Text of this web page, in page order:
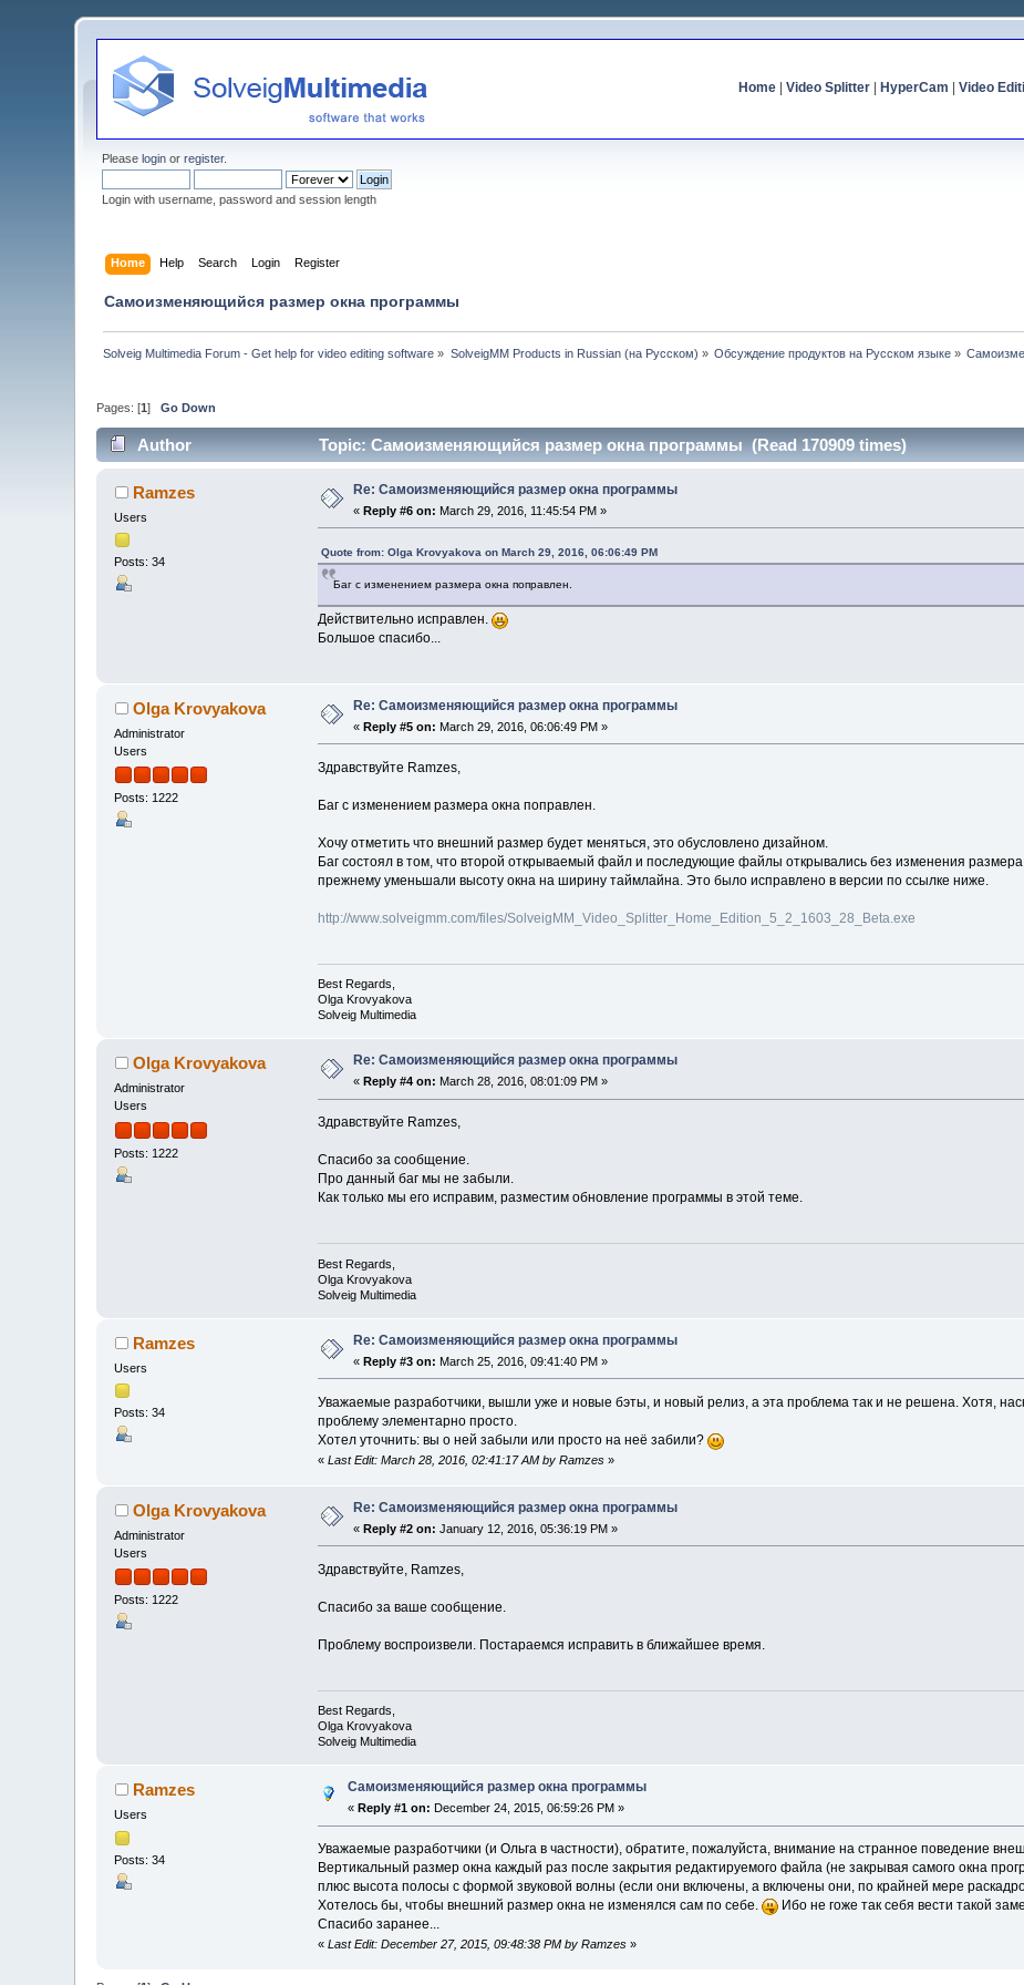
Home| Video Splitter| HyperCam Video
Pleaselogin orregister.
Login with username, password and session length
Home Help Search Login Register
Самоизменяющийся размер окна программы
Solveig Multimedia Forum - Get help for video editing software » SolveigMM Products in Russian (на Русском) » Обсуждение продуктов на Русском языке »
Pages: [1]Go Down
Author Topic: Самоизменяющийся размер окна программы (Read 170909 times)
Ramzes
Users
Posts: 34
Re: Самоизменяющийся размер окна программы
«Reply #6 on: March 29, 2016, 11:45:54 PM »
Quote from: Olga Krovyakova on March 29, 2016, 06:06:49 PM
Баг с изменением размера окна поправлен.
Действительно исправлен.
Большое спасибо...
Olga Krovyakova
Administrator
Users
Posts: 1222
Re: Самоизменяющийся размер окна программы
«Reply #5 on: March 29, 2016, 06:06:49 PM »
Здравствуйте Ramzes,
Баг с изменением размера окна поправлен.
Хочу отметить что внешний размер будет меняться, это обусловлено дизайном.
Баг состоял в том, что второй открываемый файл и последующие файлы открывались без изменения
прежнему уменьшали высоту окна на ширину таймлайна. Это было исправлено в версии по ссылке ниже.
http://www.solveigmm.com/files/SolveigMM_Video_Splitter_Home_Edition_5_2_1603_28_Beta.exe
Best Regards,
Olga Krovyakova
Solveig Multimedia
Olga Krovyakova
Administrator
Users
Posts: 1222
Re: Самоизменяющийся размер окна программы
« Reply #4 on: March 28, 2016, 08:01:09 PM »
Здравствуйте Ramzes,
Спасибо за сообщение.
Про данный баг мы не забыли.
Как только мы его исправим, разместим обновление программы в этой теме.
Best Regards,
Olga Krovyakova
Solveig Multimedia
Ramzes
Users
Posts: 34
Re: Самоизменяющийся размер окна программы
«Reply #3 on: March 25, 2016, 09:41:40 PM »
Уважаемые разработчики, вышли уже и новые бэты, и новый релиз, а эта проблема так и не решена. Хотя,
проблему элементарно просто.
Хотел уточнить: вы о ней забыли или просто на неё забили?
« Last Edit: March 28, 2016, 02:41:17 AM by Ramzes»
Olga Krovyakova
Administrator
Users
Posts: 1222
Re: Самоизменяющийся размер окна программы
«Reply #2 on: January 12, 2016, 05:36:19 PM »
Здравствуйте, Ramzes,
Спасибо за ваше сообщение.
Проблему воспроизвели. Постараемся исправить в ближайшее время.
Best Regards,
Olga Krovyakova
Solveig Multimedia
Ramzes
Users
Posts: 34
Самоизменяющийся размер окна программы
« Reply #1 on: December 24, 2015, 06:59:26 PM »
Уважаемые разработчики (и Ольга в частности), обратите, пожалуйста, внимание на странное поведение
Вертикальный размер окна каждый раз после закрытия редактируемого файла (не закрывая самого окна
плюс высота полосы с формой звуковой волны (если они включены, а включены они, по крайней мере
Хотелось бы, чтобы внешний размер окна не изменялся сам по себе.
Ибо не гоже так себя вести такой
Спасибо заранее...
« Last Edit: December 27, 2015, 09:48:38 PM by Ramzes»